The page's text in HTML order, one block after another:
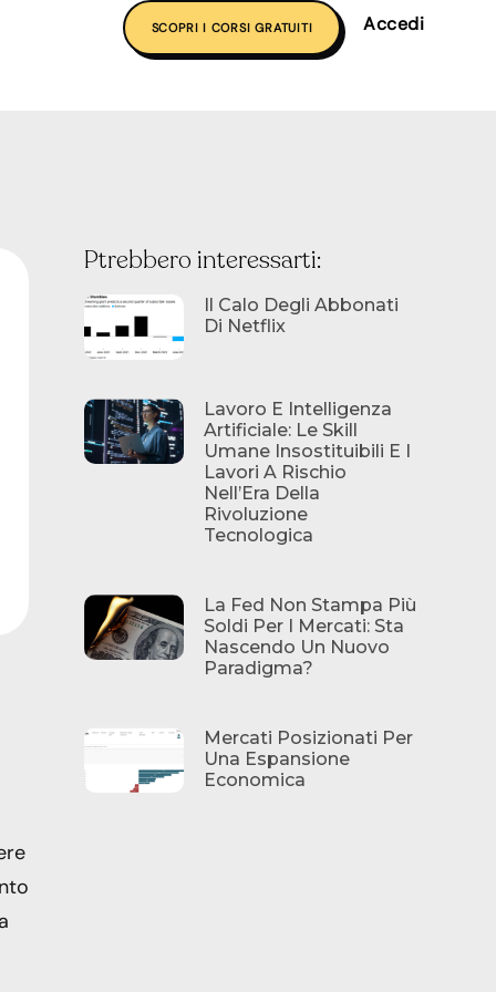
SCOPRI I CORSI GRATUITI Accedi
Ptrebbero interessarti:
Il Calo Degli Abbonati
Di Netflix
Lavoro E Intelligenza
Artificiale: Le Skill
Umane Insostituibili E I
Lavori A Rischio
Nell’Era Della
Rivoluzione
Tecnologica
La Fed Non Stampa Più
Soldi Per I Mercati: Sta
Nascendo Un Nuovo
Paradigma?
Mercati Posizionati Per
Una Espansione
Economica